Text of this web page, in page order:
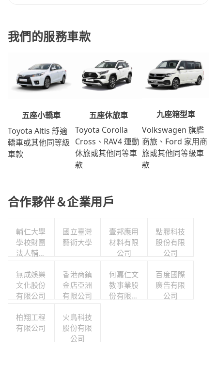
我們的服務車款
五座小轎車
Toyota Altis 舒適
轎車或其他同等級
車款
五座休旅車
Toyota Corolla
Cross、RAV4 運動
休旅或其他同等車
款
九座箱型車
Volkswagen 旗艦
商旅、Ford 家用商
旅或其他同等級車
款
合作夥伴＆企業用戶
輔仁大學
學校財團
法人輔仁
國立臺灣
藝術大學
壹邦應用
材料有限
公司
點膠科技
股份有限
公司
無成娛樂
文化股份
有限公司
香港商鎮
金店亞洲
有限公司
何嘉仁文
教事業股
份有限公
百度國際
廣告有限
公司
柏翔工程
有限公司
火鳥科技
股份有限
公司